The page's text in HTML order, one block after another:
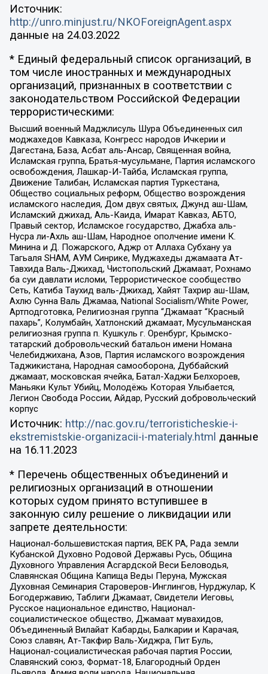
Источник:
http://unro.minjust.ru/NKOForeignAgent.aspx
данные на 24.03.2022
* Единый федеральный список организаций, в
том числе иностранных и международных
организаций, признанных в соответствии с
законодательством Российской Федерации
террористическими:
Высший военный Маджлисуль Шура Объединенных сил
моджахедов Кавказа, Конгресс народов Ичкерии и
Дагестана, База, Асбат аль-Ансар, Священная война,
Исламская группа, Братья-мусульмане, Партия исламского
освобождения, Лашкар-И-Тайба, Исламская группа,
Движение Талибан, Исламская партия Туркестана,
Общество социальных реформ, Общество возрождения
исламского наследия, Дом двух святых, Джунд аш-Шам,
Исламский джихад, Аль-Каида, Имарат Кавказ, АБТО,
Правый сектор, Исламское государство, Джабха аль-
Нусра ли-Ахль аш-Шам, Народное ополчение имени К.
Минина и Д. Пожарского, Аджр от Аллаха Субхану уа
Тагьаля SHAM, АУМ Синрике, Муджахеды джамаата Ат-
Тавхида Валь-Джихад, Чистопольский Джамаат, Рохнамо
ба суи давлати исломи, Террористическое сообщество
Сеть, Катиба Таухид валь-Джихад, Хайят Тахрир аш-Шам,
Ахлю Сунна Валь Джамаа, National Socialism/White Power,
Артподготовка, Религиозная группа “Джамаат “Красный
пахарь”, Колумбайн, Хатлонский джамаат, Мусульманская
религиозная группа п. Кушкуль г. Оренбург, Крымско-
татарский добровольческий батальон имени Номана
Челебиджихана, Азов, Партия исламского возрождения
Таджикистана, Народная самооборона, Дуббайский
джамаат, московская ячейка, Батал-Хаджи Белхороев,
Маньяки Культ Убийц, Молодёжь Которая Улыбается,
Легион Свобода России, Айдар, Русский добровольческий
корпус
Источник: http://nac.gov.ru/terroristicheskie-i-
ekstremistskie-organizacii-i-materialy.html данные
на 16.11.2023
* Перечень общественных объединений и
религиозных организаций в отношении
которых судом принято вступившее в
законную силу решение о ликвидации или
запрете деятельности:
Национал-большевистская партия, ВЕК РА, Рада земли
Кубанской Духовно Родовой Державы Русь, Община
Духовного Управления Асгардской Веси Беловодья,
Славянская Община Капища Веды Перуна, Мужская
Духовная Семинария Староверов-Инглингов, Нурджулар, К
Богодержавию, Таблиги Джамаат, Свидетели Иеговы,
Русское национальное единство, Национал-
социалистическое общество, Джамаат мувахидов,
Объединенный Вилайат Кабарды, Балкарии и Карачая,
Союз славян, Ат-Такфир Валь-Хиджра, Пит Буль,
Национал-социалистическая рабочая партия России,
Славянский союз, Формат-18, Благородный Орден